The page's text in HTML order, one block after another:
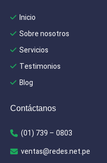
Inicio
Sobre nosotros
Servicios
Testimonios
Blog
Contáctanos
(01) 739 – 0803
ventas@redes.net.pe